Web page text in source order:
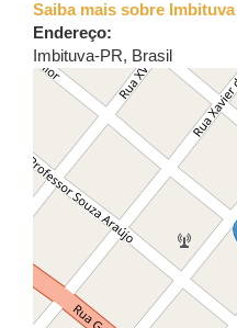
Saiba mais sobre Imbituva
Endereço:
Imbituva-PR, Brasil